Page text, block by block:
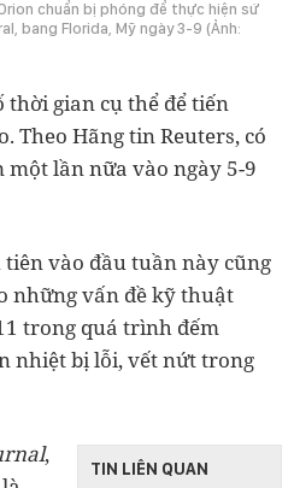
chuẩn bị phóng để thực hiện sứ
bang Florida, Mỹ ngày 3-9 (Ảnh:
thời gian cụ thể để tiến
Theo Hãng tin Reuters, có
một lần nữa vào ngày 5-9
vào đầu tuần này cũng
những vấn đề kỹ thuật
trong quá trình đếm
nhiệt bị lỗi, vết nứt trong
TIN LIÊN QUAN
,